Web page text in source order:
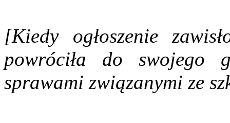
[Kiedy ogłoszenie
powróciła do swojego
sprawami związanymi ze